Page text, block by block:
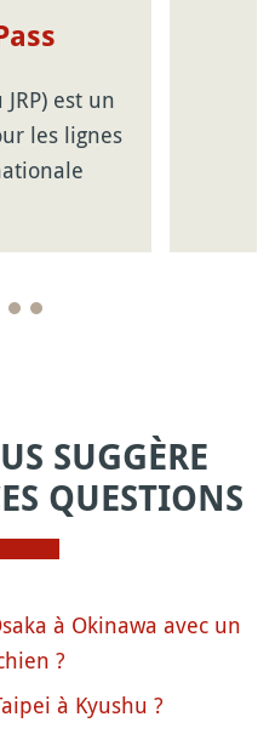
est un
les lignes
SUGGÈRE
QUESTIONS
à Okinawa avec un
?
à Kyushu ?